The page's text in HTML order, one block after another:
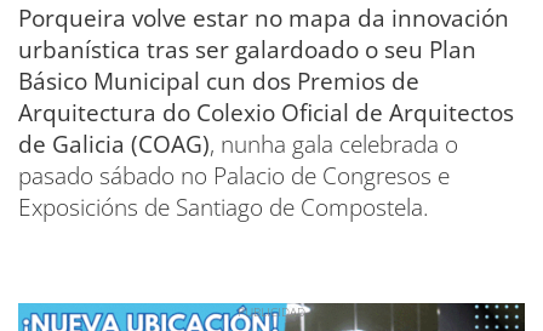
Porqueira volve estar no mapa da innovación
urbanística tras ser galardoado o seu Plan
Básico Municipal cun dos Premios de
Arquitectura do Colexio Oficial de Arquitectos
de Galicia (COAG), nunha gala celebrada o
pasado sábado no Palacio de Congresos e
Exposicións de Santiago de Compostela.